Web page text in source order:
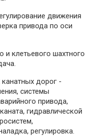
движения
привода по оси
клетьевого шахтного
дорог -
системы
привода,
гидравлической
регулировка.